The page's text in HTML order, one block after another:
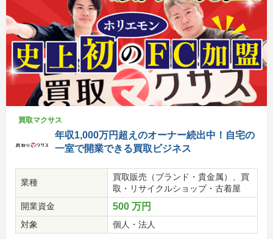
買取マクサス
年収1,000万円超えのオーナー続出中！自宅の
一室で開業できる買取ビジネス
業種
買取販売（ブランド・貴金属）、買
取・リサイクルショップ・古着屋
開業資金
500 万円
対象 個人・法人